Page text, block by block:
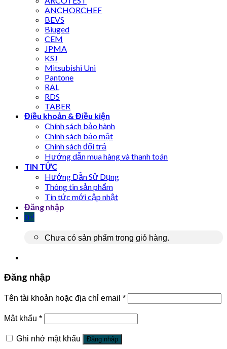
ANCHORCHEF
BEVS
Biuged
CEM
JPMA
KSJ
Mitsubishi Uni
Pantone
RAL
RDS
TABER
Điều khoản & Điều kiện
Chính sách bảo hành
Chính sách bảo mật
Chính sách đổi trả
Hướng dẫn mua hàng và thanh toán
TIN TỨC
Hướng Dẫn Sử Dụng
Thông tin sản phẩm
Tin tức mới cập nhật
Đăng nhập
0 ₫
Chưa có sản phẩm trong giỏ hàng.
Đăng nhập
Tên tài khoản hoặc địa chỉ email *
Mật khẩu *
Ghi nhớ mật khẩu Đăng nhập